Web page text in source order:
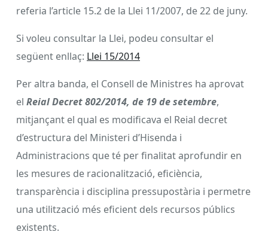
referia l’article 15.2 de la Llei 11/2007, de 22 de juny.
Si voleu consultar la Llei, podeu consultar el
següent enllaç: Llei 15/2014
Per altra banda, el Consell de Ministres ha aprovat
el Reial Decret 802/2014, de 19 de setembre,
mitjançant el qual es modificava el Reial decret
d’estructura del Ministeri d’Hisenda i
Administracions que té per finalitat aprofundir en
les mesures de racionalització, eficiència,
transparència i disciplina pressupostària i permetre
una utilització més eficient dels recursos públics
existents.